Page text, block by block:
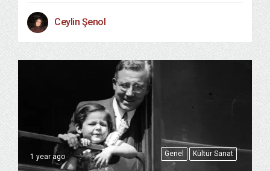
Ceylin Şenol
Genel Kültür Sanat
1 year ago